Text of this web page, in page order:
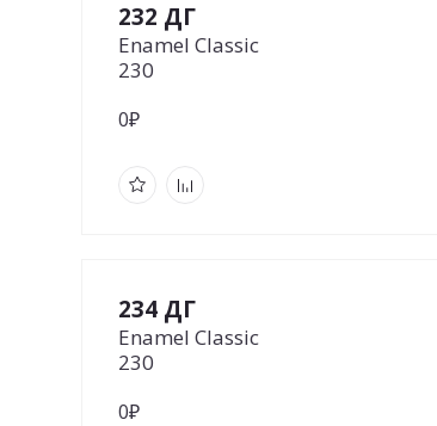
232 ДГ
Enamel Classic
230
0₽
234 ДГ
Enamel Classic
230
0₽